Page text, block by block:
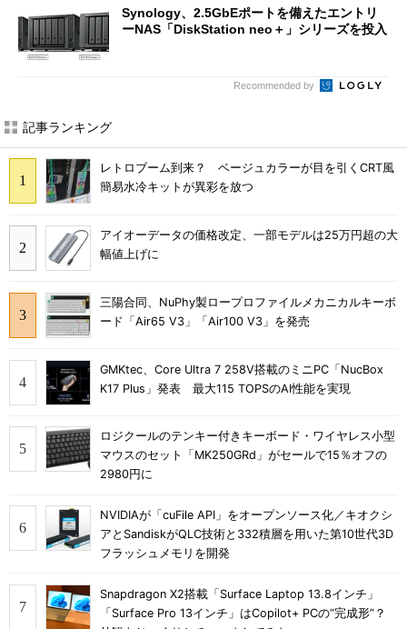
Synology、2.5GbEポートを備えたエントリ
ーNAS「DiskStation neo＋」シリーズを投入
Recommended by
記事ランキング
レトロブーム到来？ ベージュカラーが目を引くCRT風
簡易水冷キットが異彩を放つ
アイオーデータの価格改定、一部モデルは25万円超の大
幅値上げに
三陽合同、NuPhy製ロープロファイルメカニカルキーボ
ード「Air65 V3」「Air100 V3」を発売
GMKtec、Core Ultra 7 258V搭載のミニPC「NucBox
K17 Plus」発表 最大115 TOPSのAI性能を実現
ロジクールのテンキー付きキーボード・ワイヤレス小型
マウスのセット「MK250GRd」がセールで15％オフの
2980円に
NVIDIAが「cuFile API」をオープンソース化／キオクシ
アとSandiskがQLC技術と332積層を用いた第10世代3D
フラッシュメモリを開発
Snapdragon X2搭載「Surface Laptop 13.8インチ」
「Surface Pro 13インチ」はCopilot+ PCの“完成形”？